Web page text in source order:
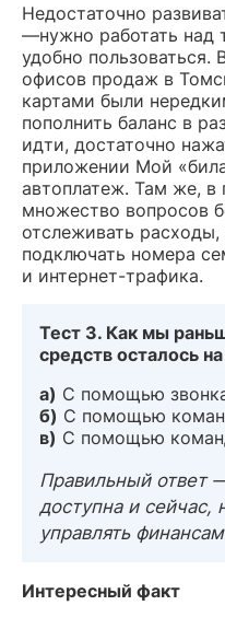
Недостаточно
—нужно работать над
удобно пользоваться.
офисов продаж в
картами были
пополнить баланс в
идти, достаточно
приложении Мой
автоплатеж. Там же,
множество вопросов
отслеживать
подключать номера
и интернет-трафика.
Тест 3. Как мы
средств осталось
а) С помощью
б) С помощью
в) С помощью
Правильный ответ
доступна и сейчас,
управлять
Интересный факт